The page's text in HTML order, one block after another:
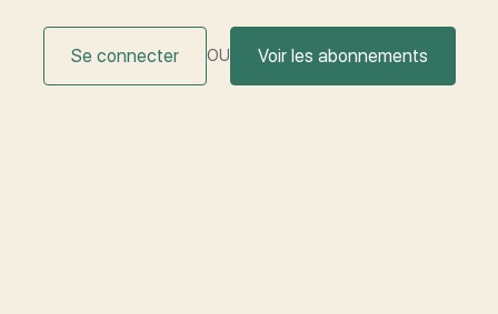
Se connecter OU Voir les abonnements